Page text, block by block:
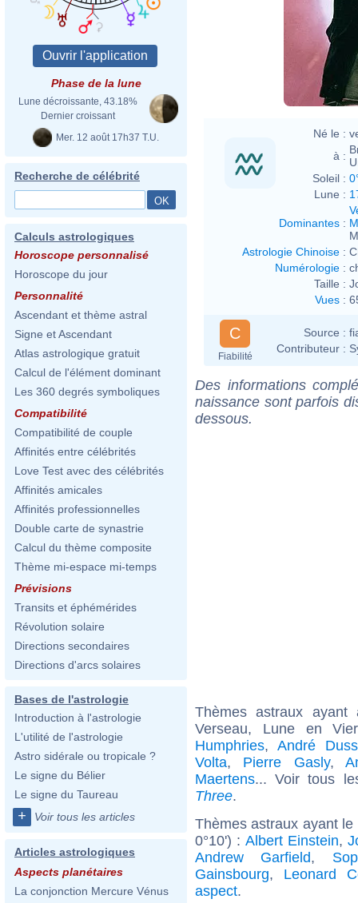
Phase de la lune
Lune décroissante, 43.18%
Dernier croissant
Mer. 12 août 17h37 T.U.
Recherche de célébrité
Calculs astrologiques
Horoscope personnalisé
Horoscope du jour
Personnalité
Ascendant et thème astral
Signe et Ascendant
Atlas astrologique gratuit
Calcul de l'élément dominant
Les 360 degrés symboliques
Compatibilité
Compatibilité de couple
Affinités entre célébrités
Love Test avec des célébrités
Affinités amicales
Affinités professionnelles
Double carte de synastrie
Calcul du thème composite
Thème mi-espace mi-temps
Prévisions
Transits et éphémérides
Révolution solaire
Directions secondaires
Directions d'arcs solaires
Bases de l'astrologie
Introduction à l'astrologie
L'utilité de l'astrologie
Astro sidérale ou tropicale ?
Le signe du Bélier
Le signe du Taureau
+ Voir tous les articles
Articles astrologiques
Aspects planétaires
La conjonction Mercure Vénus
Né le :
à :
Soleil :
Lune :
Dominantes :
Astrologie Chinoise :
Numérologie :
Taille :
Vues :
C
Fiabilité
Source :
Contributeur :
Des informations
naissance sont parfois
dessous.
Thèmes astraux
Verseau, Lune en
Humphries, André
Volta, Pierre Gasly,
Maertens... Voir tous
Three.
Thèmes astraux ayant
0°10') : Albert Einstein,
Andrew Garfield,
Gainsbourg, Leonard
aspect.